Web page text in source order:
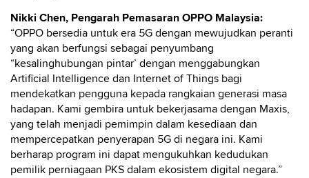
Nikki Chen, Pengarah Pemasaran OPPO Malaysia:
“OPPO bersedia untuk era 5G dengan mewujudkan peranti
yang akan berfungsi sebagai penyumbang
“kesalinghubungan pintar’ dengan menggabungkan
Artificial Intelligence dan Internet of Things bagi
mendekatkan pengguna kepada rangkaian generasi masa
hadapan. Kami gembira untuk bekerjasama dengan Maxis,
yang telah menjadi pemimpin dalam kesediaan dan
mempercepatkan penyerapan 5G di negara ini. Kami
berharap program ini dapat mengukuhkan kedudukan
pemilik perniagaan PKS dalam ekosistem digital negara.”